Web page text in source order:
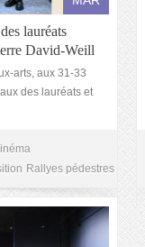
lauréats
David-Weill
arts, aux 31-33
des lauréats et
Rallyes pédestres